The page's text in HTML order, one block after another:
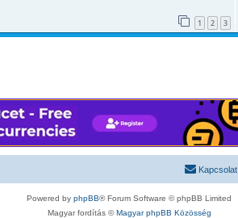
1 2 3
Kapcsolat
Powered by phpBB® Forum Software © phpBB Limited
Magyar fordítás ©Magyar phpBB Közösség